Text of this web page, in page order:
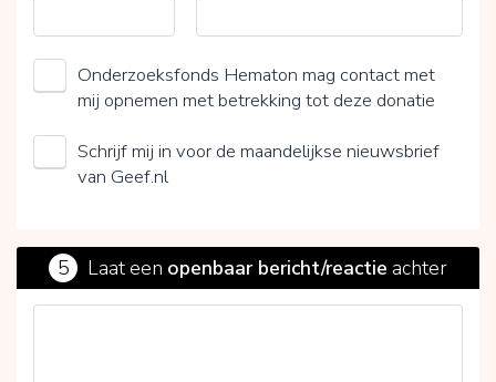
Onderzoeksfonds Hematon mag contact met
mij opnemen met betrekking tot deze donatie
Schrijf mij in voor de maandelijkse nieuwsbrief
van Geef.nl
5 Laat een openbaar bericht/reactie achter